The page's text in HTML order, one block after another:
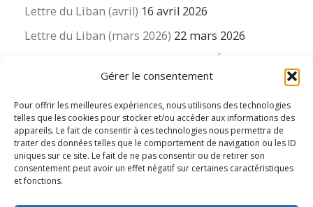
Gérer le consentement
Pour offrir les meilleures expériences, nous utilisons des technologies
telles que les cookies pour stocker et/ou accéder aux informations des
appareils. Le fait de consentir à ces technologies nous permettra de
traiter des données telles que le comportement de navigation ou les ID
uniques sur ce site. Le fait de ne pas consentir ou de retirer son
consentement peut avoir un effet négatif sur certaines caractéristiques
et fonctions.
Lettre du Liban (avril) 16 avril 2026
Lettre du Liban (mars 2026) 22 mars 2026
La revue « Educateur » décapitée ? L’Éducation
nouvelle et ses liens avec la revue du Syndicat
16 mars 2026